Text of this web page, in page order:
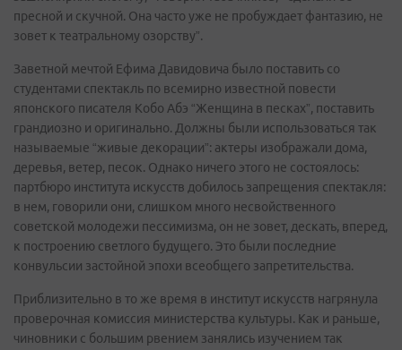
пресной и скучной. Она часто уже не пробуждает фантазию, не
зовет к театральному озорству”.
Заветной мечтой Ефима Давидовича было поставить со
студентами спектакль по всемирно известной повести
японского писателя Кобо Абэ “Женщина в песках”, поставить
грандиозно и оригинально. Должны были использоваться так
называемые “живые декорации”: актеры изображали дома,
деревья, ветер, песок. Однако ничего этого не состоялось:
партбюро института искусств добилось запрещения спектакля:
в нем, говорили они, слишком много несвойственного
советской молодежи пессимизма, он не зовет, дескать, вперед,
к построению светлого будущего. Это были последние
конвульсии застойной эпохи всеобщего запретительства.
Приблизительно в то же время в институт искусств нагрянула
проверочная комиссия министерства культуры. Как и раньше,
чиновники с большим рвением занялись изучением так